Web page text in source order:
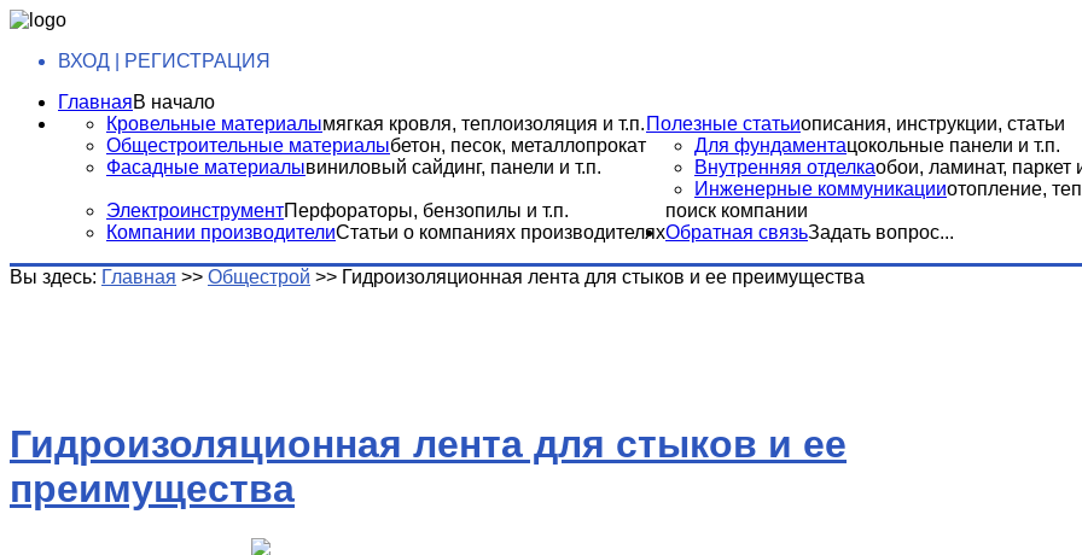
ВХОД | РЕГИСТРАЦИЯ
ГлавнаяВ начало
Полезные статьиописания, инструкции, статьи
Кровельные материалымягкая кровля, теплоизоляция и т.п.
Общестроительные материалыбетон, песок, металлопрокат
Фасадные материалывиниловый сайдинг, панели и т.п.
Для фундаментацокольные панели и т.п.
Внутренняя отделкаобои, ламинат, паркет
Инженерные коммуникацииотопление,
ЭлектроинструментПерфораторы, бензопилы и т.п.
Компании производителиСтатьи о компаниях производителях
поиск компании
Обратная связьЗадать вопрос...
Вы здесь: Главная >> Общестрой >> Гидроизоляционная лента для стыков и ее преимущества
Гидроизоляционная лента для стыков и ее
преимущества